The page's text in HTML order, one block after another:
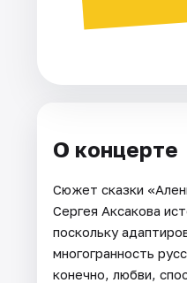
О концерте
Сюжет сказки
Сергея Аксакова
поскольку
многогранность
конечно, любви,